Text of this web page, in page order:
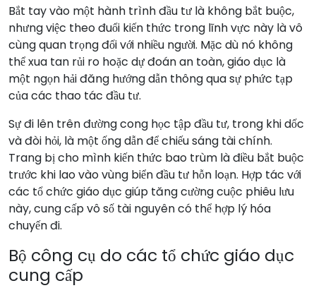
Bắt tay vào một hành trình đầu tư là không bắt buộc,
nhưng việc theo đuổi kiến thức trong lĩnh vực này là vô
cùng quan trọng đối với nhiều người. Mặc dù nó không
thể xua tan rủi ro hoặc dự đoán an toàn, giáo dục là
một ngọn hải đăng hướng dẫn thông qua sự phức tạp
của các thao tác đầu tư.
Sự đi lên trên đường cong học tập đầu tư, trong khi dốc
và đòi hỏi, là một ống dẫn để chiếu sáng tài chính.
Trang bị cho mình kiến thức bao trùm là điều bắt buộc
trước khi lao vào vùng biển đầu tư hỗn loạn. Hợp tác với
các tổ chức giáo dục giúp tăng cường cuộc phiêu lưu
này, cung cấp vô số tài nguyên có thể hợp lý hóa
chuyến đi.
Bộ công cụ do các tổ chức giáo dục
cung cấp